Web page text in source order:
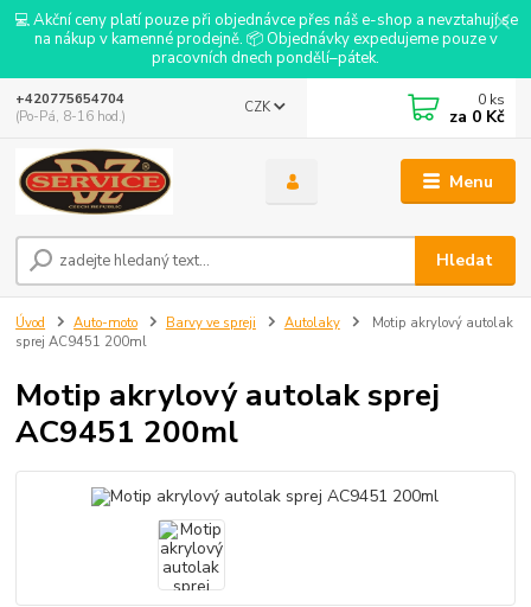
💻 Akční ceny platí pouze při objednávce přes náš e-shop a nevztahují se
na nákup v kamenné prodejně. 📦 Objednávky expedujeme pouze v
pracovních dnech pondělí–pátek.
Menu
CZK
Hledat
+420775654704
(Po-Pá, 8-16 hod.)
0 ks
za 0 Kč
Úvod Auto-moto Barvy ve spreji Autolaky
Motip akrylový autolak
sprej AC9451 200ml
Motip akrylový autolak sprej
AC9451 200ml